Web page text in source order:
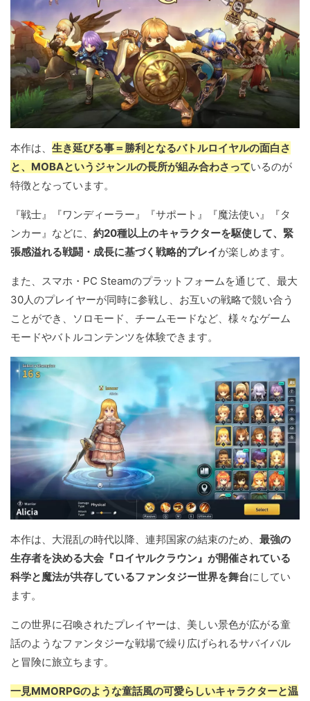
本作は、 生き延びる事＝勝利となるバトルロイヤルの面白さ
と、MOBAというジャンルの長所が組み合わさっているのが
特徴となっています。
『戦士』『ワンディーラー』『サポート』『魔法使い』『タ
ンカー』などに、 約20種以上のキャラクターを駆使して、緊
張感溢れる戦闘・成長に基づく戦略的プレイが楽しめます。
また、スマホ・PC Steamのプラットフォームを通じて、最大
30人のプレイヤーが同時に参戦し、お互いの戦略で競い合う
ことができ、ソロモード、チームモードなど、様々なゲーム
モードやバトルコンテンツを体験できます。
本作は、大混乱の時代以降、連邦国家の結束のため、 最強の
生存者を決める大会『ロイヤルクラウン』が開催されている
科学と魔法が共存しているファンタジー世界を舞台にしてい
ます。
この世界に召喚されたプレイヤーは、美しい景色が広がる童
話のようなファンタジーな戦場で繰り広げられるサバイバル
と冒険に旅立ちます。
一見MMORPGのような童話風の可愛らしいキャラクターと温